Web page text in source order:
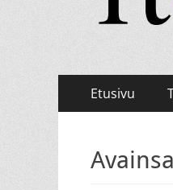
Primary
Menu
Etusivu